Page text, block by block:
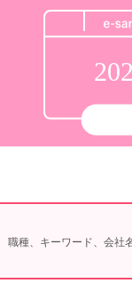
職種、キーワード、会社